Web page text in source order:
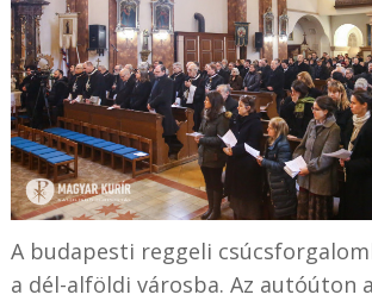
A budapesti reggeli
a dél-alföldi városba. Az autóúton